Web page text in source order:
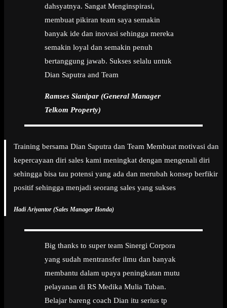
dahsyatnya. Sangat Menginspirasi,
membuat pikiran team saya semakin
banyak ide dan inovasi sehingga mereka
semakin loyal dan semakin penuh
bertanggung jawab. Sukses selalu untuk
Dian Saputra and Team
Ramses Sianipar (General Manager
Telkom Property)
Training bersama Dian Saputra dan Team Membuat motivasi dan
kepercayaan diri sales kami meningkat dengan mengenali diri
sehingga bisa tau potensi yang ada dan merubah konsep berfikir
positif sehingga menjadi seorang sales yang sukses
Hadi Ariyantor (Sales Manager Honda)
Big thanks to super team Sinergi Corpora
yang sudah mentransfer ilmu dan banyak
membantu dalam upaya peningkatan mutu
pelayanan di RS Medika Mulia Tuban.
Belajar bareng coach Dian itu serius tp